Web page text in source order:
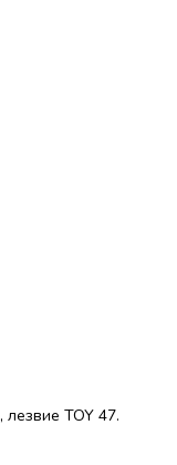
TOY 47.